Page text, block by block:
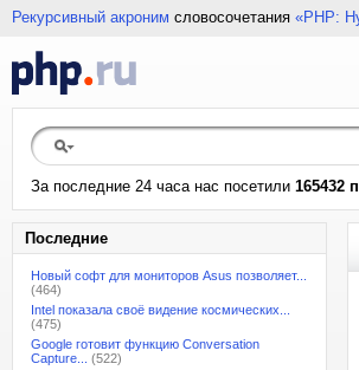
Рекурсивный акроним словосочетания «PHP:
За последние 24 часа нас посетили 165432
Последние
Новый софт для мониторов Asus позволяет...
(464)
Intel показала своё видение космических...
(475)
Google готовит функцию Conversation
Capture...
(522)